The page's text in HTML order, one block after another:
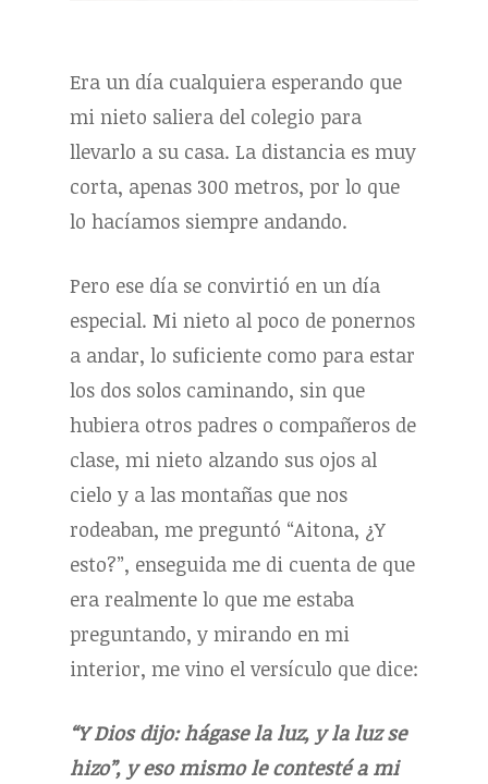
Era un día cualquiera esperando que
mi nieto saliera del colegio para
llevarlo a su casa. La distancia es muy
corta, apenas 300 metros, por lo que
lo hacíamos siempre andando.
Pero ese día se convirtió en un día
especial. Mi nieto al poco de ponernos
a andar, lo suficiente como para estar
los dos solos caminando, sin que
hubiera otros padres o compañeros de
clase, mi nieto alzando sus ojos al
cielo y a las montañas que nos
rodeaban, me preguntó “Aitona, ¿Y
esto?”, enseguida me di cuenta de que
era realmente lo que me estaba
preguntando, y mirando en mi
interior, me vino el versículo que dice:
“Y Dios dijo: hágase la luz, y la luz se
hizo”, y eso mismo le contesté a mi